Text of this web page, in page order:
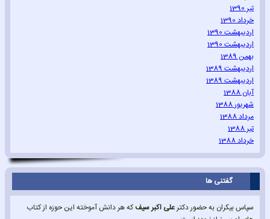
تیر 1390
خرداد 1390
اردیبهشت 1390
اردیبهشت 1390
بهمن 1389
اردیبهشت 1389
اردیبهشت 1389
آبان 1388
شهریور 1388
مرداد 1388
تیر 1388
خرداد 1388
گفتنی ها
سپاس بیکران به حضور دکترعلی اکبر سیفکه هر دانش آموخته این حوزه از کتاب